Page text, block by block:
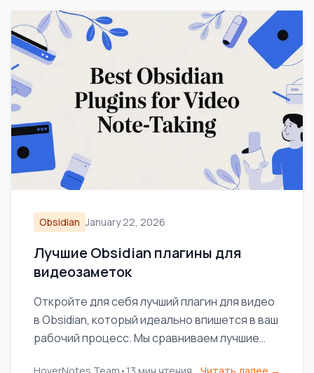
Obsidian January 22, 2026
Лучшие Obsidian плагины для
видеозаметок
Откройте для себя лучший плагин для видео
в Obsidian, который идеально впишется в ваш
рабочий процесс. Мы сравниваем лучшие